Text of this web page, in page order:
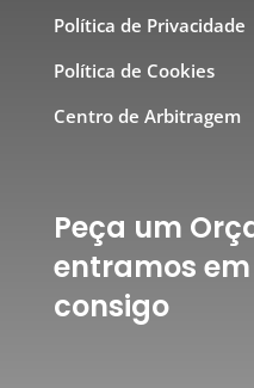
Política de Privacidade
Política de Cookies
Centro de Arbitragem
Peça um
entramos
consigo